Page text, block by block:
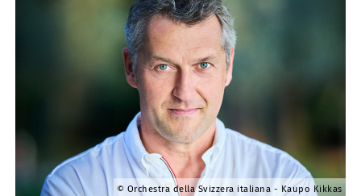
Orchestra della Svizzera italiana - Kaupo Kikkas